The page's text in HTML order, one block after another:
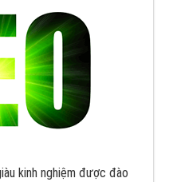
kinh nghiệm được đào